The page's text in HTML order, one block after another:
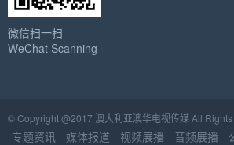
微信扫一扫
WeChat Scanning
© Copyright @2017 澳大利亚澳华电视传媒 All
专题资讯 媒体报道 视频展播 音频展播